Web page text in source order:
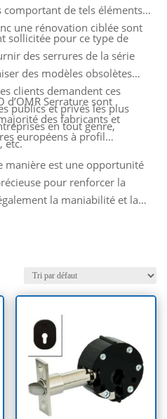
comportant de tels éléments
une rénovation ciblée sont
sollicitée pour ce type de
des serrures de la série
des modèles obsolètes
clients demandent ces
publics et privés les plus
en tout genre,
etc.
d’OMR Serrature sont
des fabricants et
européens à profil
manière est une opportunité
pour renforcer la
la maniabilité et la
des systèmes de contrôle